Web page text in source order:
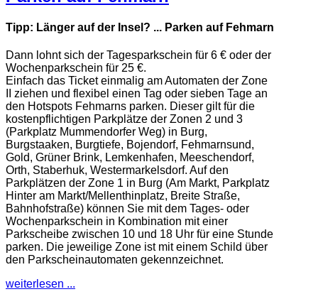
Tipp: Länger auf der Insel? ... Parken auf Fehmarn
Dann lohnt sich der Tagesparkschein für 6 € oder der
Wochenparkschein für 25 €.
Einfach das Ticket einmalig am Automaten der Zone
II ziehen und flexibel einen Tag oder sieben Tage an
den Hotspots Fehmarns parken. Dieser gilt für die
kostenpflichtigen Parkplätze der Zonen 2 und 3
(Parkplatz Mummendorfer Weg) in Burg,
Burgstaaken, Burgtiefe, Bojendorf, Fehmarnsund,
Gold, Grüner Brink, Lemkenhafen, Meeschendorf,
Orth, Staberhuk, Westermarkelsdorf. Auf den
Parkplätzen der Zone 1 in Burg (Am Markt, Parkplatz
Hinter am Markt/Mellenthinplatz, Breite Straße,
Bahnhofstraße) können Sie mit dem Tages- oder
Wochenparkschein in Kombination mit einer
Parkscheibe zwischen 10 und 18 Uhr für eine Stunde
parken. Die jeweilige Zone ist mit einem Schild über
den Parkscheinautomaten gekennzeichnet.
weiterlesen ...